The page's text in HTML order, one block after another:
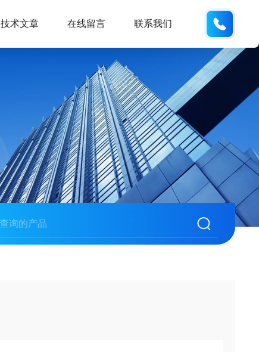
技术文章 在线留言 联系我们